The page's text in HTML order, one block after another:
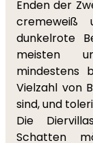
Enden der
dunkelrote
meisten
mindestens
Vielzahl von
sind, und
Die
Schatten